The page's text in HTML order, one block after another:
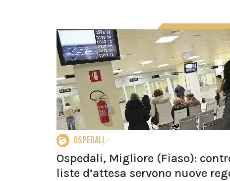
OSPEDALI
Ospedali, Migliore (Fiaso):
liste d’attesa servono nuove